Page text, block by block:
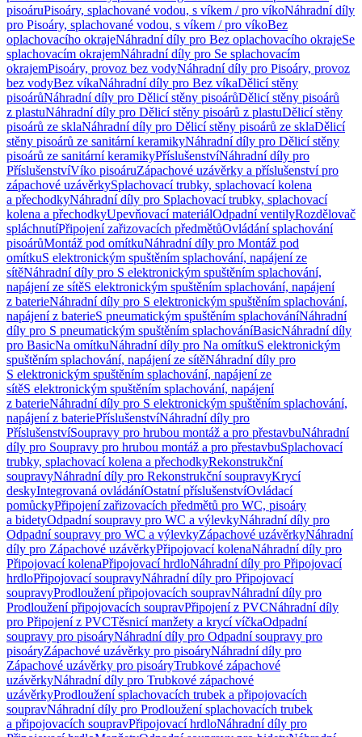
pisoáruPisoáry, splachované vodou, s víkem / pro víkoNáhradní díly
pro Pisoáry, splachované vodou, s víkem / pro víkoBez
oplachovacího okrajeNáhradní díly pro Bez oplachovacího okrajeSe
splachovacím okrajemNáhradní díly pro Se splachovacím
okrajemPisoáry, provoz bez vodyNáhradní díly pro Pisoáry, provoz
bez vodyBez víkaNáhradní díly pro Bez víkaDělicí stěny
pisoárůNáhradní díly pro Dělicí stěny pisoárůDělicí stěny pisoárů
z plastuNáhradní díly pro Dělicí stěny pisoárů z plastuDělicí stěny
pisoárů ze sklaNáhradní díly pro Dělicí stěny pisoárů ze sklaDělicí
stěny pisoárů ze sanitární keramikyNáhradní díly pro Dělicí stěny
pisoárů ze sanitární keramikyPříslušenstvíNáhradní díly pro
PříslušenstvíVíko pisoáruZápachové uzávěrky a příslušenství pro
zápachové uzávěrkySplachovací trubky, splachovací kolena
a přechodkyNáhradní díly pro Splachovací trubky, splachovací
kolena a přechodkyUpevňovací materiálOdpadní ventilyRozdělovač
spláchnutíPřipojení zařizovacích předmětůOvládání splachování
pisoárůMontáž pod omítkuNáhradní díly pro Montáž pod
omítkuS elektronickým spuštěním splachování, napájení ze
sítěNáhradní díly pro S elektronickým spuštěním splachování,
napájení ze sítěS elektronickým spuštěním splachování, napájení
z baterieNáhradní díly pro S elektronickým spuštěním splachování,
napájení z baterieS pneumatickým spuštěním splachováníNáhradní
díly pro S pneumatickým spuštěním splachováníBasicNáhradní díly
pro BasicNa omítkuNáhradní díly pro Na omítkuS elektronickým
spuštěním splachování, napájení ze sítěNáhradní díly pro
S elektronickým spuštěním splachování, napájení ze
sítěS elektronickým spuštěním splachování, napájení
z baterieNáhradní díly pro S elektronickým spuštěním splachování,
napájení z bateriePříslušenstvíNáhradní díly pro
PříslušenstvíSoupravy pro hrubou montáž a pro přestavbuNáhradní
díly pro Soupravy pro hrubou montáž a pro přestavbuSplachovací
trubky, splachovací kolena a přechodkyRekonstrukční
soupravyNáhradní díly pro Rekonstrukční soupravyKrycí
deskyIntegrovaná ovládáníOstatní příslušenstvíOvládací
pomůckyPřipojení zařizovacích předmětů pro WC, pisoáry
a bidetyOdpadní soupravy pro WC a výlevkyNáhradní díly pro
Odpadní soupravy pro WC a výlevkyZápachové uzávěrkyNáhradní
díly pro Zápachové uzávěrkyPřipojovací kolenaNáhradní díly pro
Připojovací kolenaPřipojovací hrdloNáhradní díly pro Připojovací
hrdloPřipojovací soupravyNáhradní díly pro Připojovací
soupravyProdloužení připojovacích soupravNáhradní díly pro
Prodloužení připojovacích soupravPřipojení z PVCNáhradní díly
pro Připojení z PVCTěsnicí manžety a krycí víčkaOdpadní
soupravy pro pisoáryNáhradní díly pro Odpadní soupravy pro
pisoáryZápachové uzávěrky pro pisoáryNáhradní díly pro
Zápachové uzávěrky pro pisoáryTrubkové zápachové
uzávěrkyNáhradní díly pro Trubkové zápachové
uzávěrkyProdloužení splachovacích trubek a připojovacích
soupravNáhradní díly pro Prodloužení splachovacích trubek
a připojovacích soupravPřipojovací hrdloNáhradní díly pro